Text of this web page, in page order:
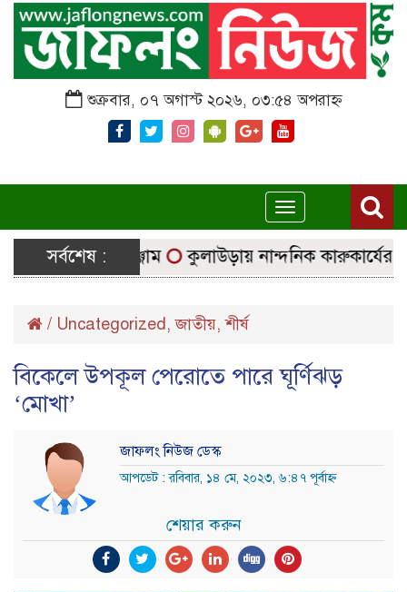
শুক্রবার, ০৭ অগাস্ট ২০২৬, ০৩:৫৪ অপরাহ্ন
Toggle
navigation
সর্বশেষ :
সরঞ্জাম কুলাউড়ায় নান্দনিক কারুকার্যের শিব
/ Uncategorized,জাতীয়,শীর্ষ
বিকেলে উপকূল পেরোতে পারে ঘূর্ণিঝড়
‘মোখা’
জাফলং নিউজ ডেস্ক
আপডেট : রবিবার, ১৪ মে, ২০২৩, ৬:৪৭ পূর্বাহ্ন
শেয়ার করুন